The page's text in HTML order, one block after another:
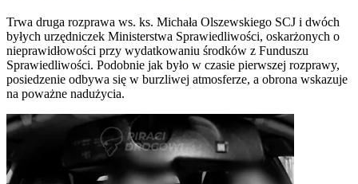
Trwa druga rozprawa ws. ks. Michała Olszewskiego SCJ i dwóch
byłych urzędniczek Ministerstwa Sprawiedliwości, oskarżonych o
nieprawidłowości przy wydatkowaniu środków z Funduszu
Sprawiedliwości. Podobnie jak było w czasie pierwszej rozprawy,
posiedzenie odbywa się w burzliwej atmosferze, a obrona wskazuje
na poważne nadużycia.